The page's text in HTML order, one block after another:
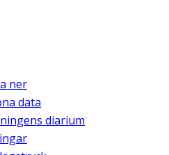
ner
data
diarium